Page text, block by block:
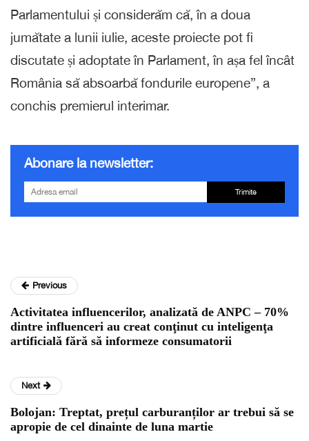
Parlamentului și considerăm că, în a doua
jumătate a lunii iulie, aceste proiecte pot fi
discutate și adoptate în Parlament, în așa fel încât
România să absoarbă fondurile europene”, a
conchis premierul interimar.
Abonare la newsletter:
Trimite
Previous
Activitatea influencerilor, analizată de ANPC – 70%
dintre influenceri au creat conţinut cu inteligenţa
artificială fără să informeze consumatorii
Next
Bolojan: Treptat, prețul carburanților ar trebui să se
apropie de cel dinainte de luna martie